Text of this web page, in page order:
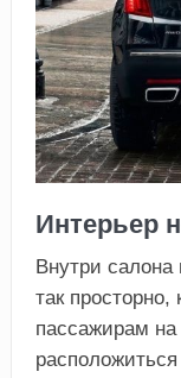
Интерьер
Внутри салона
так просторно,
пассажирам